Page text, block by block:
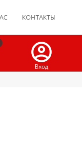
КОНТАКТЫ
Вход